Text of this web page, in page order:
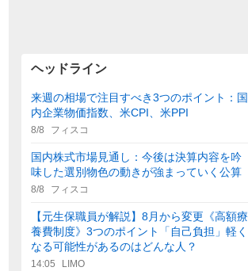
ヘッドライン
来週の相場で注目すべき3つのポイント：国
内企業物価指数、米CPI、米PPI
8/8 フィスコ
国内株式市場見通し：今後は決算内容を吟
味した選別物色の動きが強まっていく公算
8/8 フィスコ
【元生保職員が解説】8月から変更《高額療
養費制度》3つのポイント「自己負担」軽く
なる可能性があるのはどんな人？
14:05 LIMO